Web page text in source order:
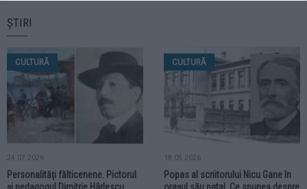
ȘTIRI
CULTURĂ
24.07.2026
Personalități fălticenene. Pictorul
CULTURĂ
18.05.2026
Popas al scriitorului Nicu Gane în